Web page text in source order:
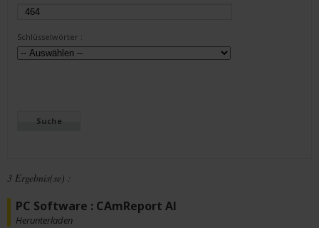
Schlüsselwörter :
3 Ergebnis(se) :
PC Software : CAmReport AI
Herunterladen